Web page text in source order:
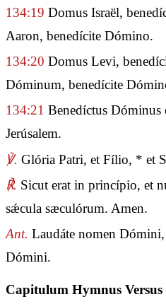
134:19 Domus Israël,
Aaron, benedícite Dómino.
134:20 Domus Levi,
Dóminum, benedícite
134:21 Benedíctus
Jerúsalem.
℣. Glória Patri, et Fílio, * et
℟. Sicut erat in princípio, et
sǽcula sæculórum. Amen.
Ant. Laudáte nomen
Dómini.
Capitulum Hymnus Versus